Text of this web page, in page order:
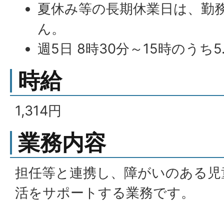
夏休み等の長期休業日は、勤
ん。
週5日 8時30分～15時のうち
時給
1,314円
業務内容
担任等と連携し、障がいのある
活をサポートする業務です。